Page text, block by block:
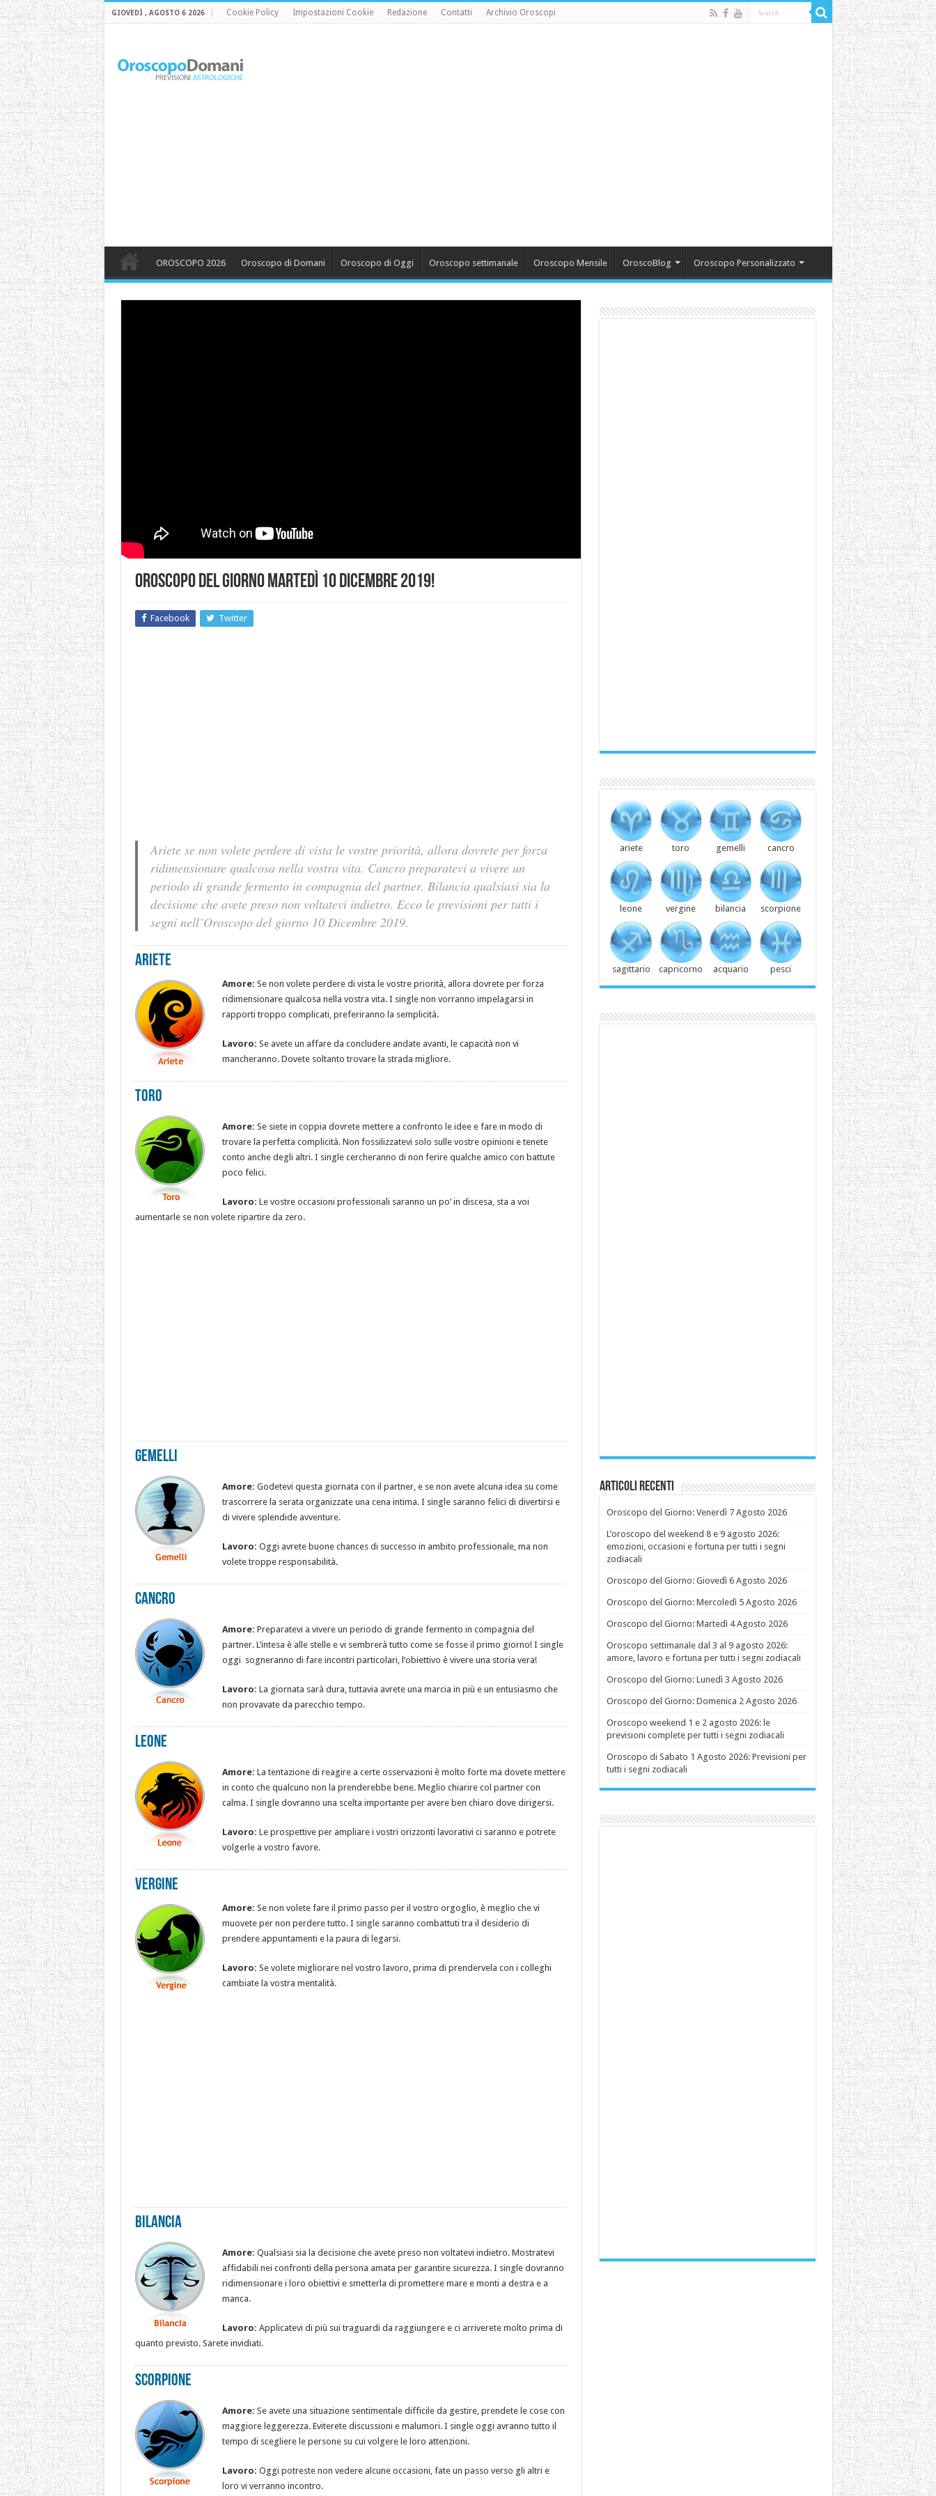
GIOVEDÌ , AGOSTO 6 2026 Cookie Policy Impostazioni Cookie Redazione Contatti Archivio Oroscopi
OROSCOPO 2026 Oroscopo di Domani Oroscopo di Oggi Oroscopo settimanale Oroscopo Mensile OroscoBlog Oroscopo Personalizzato
Oroscopo del Giorno Martedì 10 Dicembre 2019!
Facebook Twitter
Ariete se non volete perdere di vista le vostre priorità, allora dovrete per forza
ridimensionare qualcosa nella vostra vita. Cancro preparatevi a vivere un
periodo di grande fermento in compagnia del partner. Bilancia qualsiasi sia la
decisione che avete preso non voltatevi indietro. Ecco le previsioni per tutti i
segni nell’Oroscopo del giorno 10 Dicembre 2019.
Ariete
Amore: Se non volete perdere di vista le vostre priorità, allora dovrete per forza
ridimensionare qualcosa nella vostra vita. I single non vorranno impelagarsi in
rapporti troppo complicati, preferiranno la semplicità.
Lavoro: Se avete un affare da concludere andate avanti, le capacità non vi
mancheranno. Dovete soltanto trovare la strada migliore.
Toro
Amore: Se siete in coppia dovrete mettere a confronto le idee e fare in modo di
trovare la perfetta complicità. Non fossilizzatevi solo sulle vostre opinioni e tenete
conto anche degli altri. I single cercheranno di non ferire qualche amico con battute
poco felici.
Lavoro: Le vostre occasioni professionali saranno un po’ in discesa, sta a voi
aumentarle se non volete ripartire da zero.
Gemelli
Amore: Godetevi questa giornata con il partner, e se non avete alcuna idea su come
trascorrere la serata organizzate una cena intima. I single saranno felici di divertirsi e
di vivere splendide avventure.
Lavoro: Oggi avrete buone chances di successo in ambito professionale, ma non
volete troppe responsabilità.
Cancro
Amore: Preparatevi a vivere un periodo di grande fermento in compagnia del
partner. L’intesa è alle stelle e vi sembrerà tutto come se fosse il primo giorno! I single
oggi sogneranno di fare incontri particolari, l’obiettivo è vivere una storia vera!
Lavoro: La giornata sarà dura, tuttavia avrete una marcia in più e un entusiasmo che
non provavate da parecchio tempo.
Leone
Amore: La tentazione di reagire a certe osservazioni è molto forte ma dovete mettere
in conto che qualcuno non la prenderebbe bene. Meglio chiarire col partner con
calma. I single dovranno una scelta importante per avere ben chiaro dove dirigersi.
Lavoro: Le prospettive per ampliare i vostri orizzonti lavorativi ci saranno e potrete
volgerle a vostro favore.
Vergine
Amore: Se non volete fare il primo passo per il vostro orgoglio, è meglio che vi
muovete per non perdere tutto. I single saranno combattuti tra il desiderio di
prendere appuntamenti e la paura di legarsi.
Lavoro: Se volete migliorare nel vostro lavoro, prima di prendervela con i colleghi
cambiate la vostra mentalità.
Bilancia
Amore: Qualsiasi sia la decisione che avete preso non voltatevi indietro. Mostratevi
affidabili nei confronti della persona amata per garantire sicurezza. I single dovranno
ridimensionare i loro obiettivi e smetterla di promettere mare e monti a destra e a
manca.
Lavoro: Applicatevi di più sui traguardi da raggiungere e ci arriverete molto prima di
quanto previsto. Sarete invidiati.
Scorpione
Amore: Se avete una situazione sentimentale difficile da gestire, prendete le cose con
maggiore leggerezza. Eviterete discussioni e malumori. I single oggi avranno tutto il
tempo di scegliere le persone su cui volgere le loro attenzioni.
Lavoro: Oggi potreste non vedere alcune occasioni, fate un passo verso gli altri e
loro vi verranno incontro.
ariete toro gemelli cancro
leone vergine bilancia scorpione
sagittario capricorno acquario pesci
Articoli recenti
Oroscopo del Giorno: Venerdì 7 Agosto 2026
L’oroscopo del weekend 8 e 9 agosto 2026:
emozioni, occasioni e fortuna per tutti i segni
zodiacali
Oroscopo del Giorno: Giovedì 6 Agosto 2026
Oroscopo del Giorno: Mercoledì 5 Agosto 2026
Oroscopo del Giorno: Martedì 4 Agosto 2026
Oroscopo settimanale dal 3 al 9 agosto 2026:
amore, lavoro e fortuna per tutti i segni zodiacali
Oroscopo del Giorno: Lunedì 3 Agosto 2026
Oroscopo del Giorno: Domenica 2 Agosto 2026
Oroscopo weekend 1 e 2 agosto 2026: le
previsioni complete per tutti i segni zodiacali
Oroscopo di Sabato 1 Agosto 2026: Previsioni per
tutti i segni zodiacali